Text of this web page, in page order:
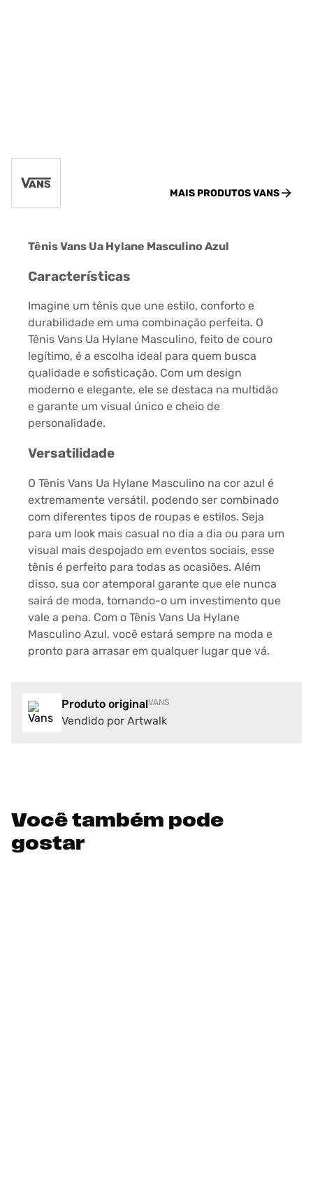
MAIS PRODUTOSVANS
Tênis Vans Ua Hylane Masculino Azul
Características
Imagine um tênis que une estilo, conforto e
durabilidade em uma combinação perfeita. O
Tênis Vans Ua Hylane Masculino, feito de couro
legítimo, é a escolha ideal para quem busca
qualidade e sofisticação. Com um design
moderno e elegante, ele se destaca na multidão
e garante um visual único e cheio de
personalidade.
Versatilidade
O Tênis Vans Ua Hylane Masculino na cor azul é
extremamente versátil, podendo ser combinado
com diferentes tipos de roupas e estilos. Seja
para um look mais casual no dia a dia ou para um
visual mais despojado em eventos sociais, esse
tênis é perfeito para todas as ocasiões. Além
disso, sua cor atemporal garante que ele nunca
sairá de moda, tornando-o um investimento que
vale a pena. Com o Tênis Vans Ua Hylane
Masculino Azul, você estará sempre na moda e
pronto para arrasar em qualquer lugar que vá.
Produto originalVANS
Vendido por Artwalk
Você também pode
gostar